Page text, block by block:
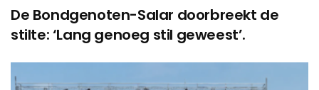
De Bondgenoten-Salar doorbreekt de
stilte: ‘Lang genoeg stil geweest’.